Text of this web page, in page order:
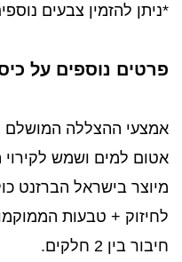
*ניתן להזמין צבעים
פרטים נוספים על
אמצעי ההצללה המושלם
אטום למים ושמש
מיוצר בישראל הברזנט
לחיזוק + טבעות
חיבור בין 2 חלקים.